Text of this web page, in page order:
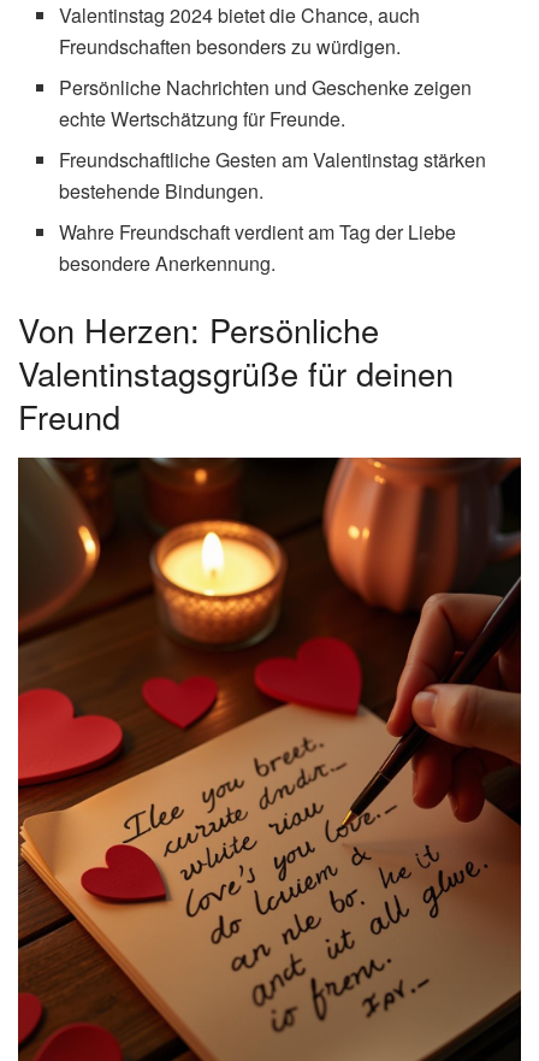
Valentinstag 2024 bietet die Chance, auch
Freundschaften besonders zu würdigen.
Persönliche Nachrichten und Geschenke zeigen
echte Wertschätzung für Freunde.
Freundschaftliche Gesten am Valentinstag stärken
bestehende Bindungen.
Wahre Freundschaft verdient am Tag der Liebe
besondere Anerkennung.
Von Herzen: Persönliche
Valentinstagsgrüße für deinen
Freund